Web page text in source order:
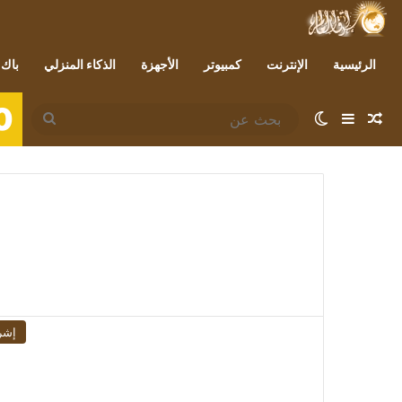
الرئيسية الإنترنت كمبيوتر الأجهزة الذكاء المنزلي
مقال عشوائي
إضافة عمود جانبي
الوضع المظلم
بحث
عن